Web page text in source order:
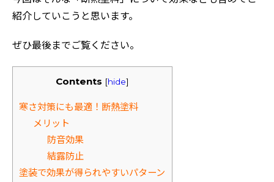
紹介していこうと思います。
ぜひ最後までご覧ください。
Contents [hide]
寒さ対策にも最適！断熱塗料
メリット
防音効果
結露防止
塗装で効果が得られやすいパターン